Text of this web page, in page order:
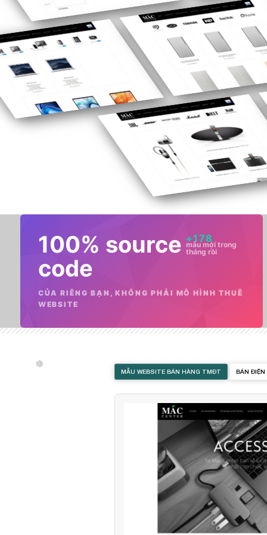
100% source
code
+178
mẫu mới trong
tháng rồi
CỦA RIÊNG BẠN, KHÔNG PHẢI MÔ HÌNH THUÊ
WEBSITE
MẪU WEBSITE BÁN HÀNG TMĐT BÁN ĐIỆN
❄